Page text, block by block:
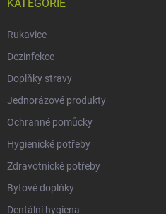
KATEGORIE
Rukavice
Dezinfekce
Doplňky stravy
Jednorázové produkty
Ochranné pomůcky
Hygienické potřeby
Zdravotnické potřeby
Bytové doplňky
Dentální hygiena